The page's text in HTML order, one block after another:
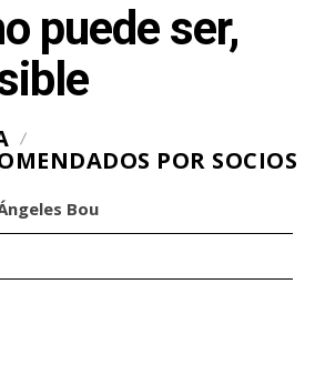
puede ser,
POR SOCIOS
Bou